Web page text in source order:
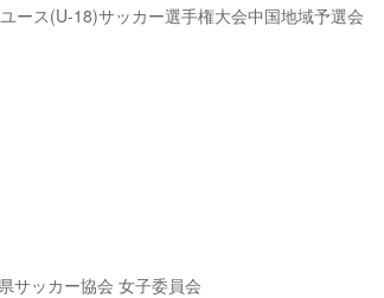
ース(U-18)サッカー選手権大会中国地域予選会
サッカー協会 女子委員会